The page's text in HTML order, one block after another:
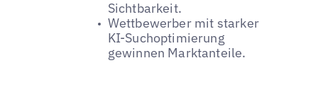
Sichtbarkeit.
Wettbewerber mit starker
KI-Suchoptimierung
gewinnen Marktanteile.